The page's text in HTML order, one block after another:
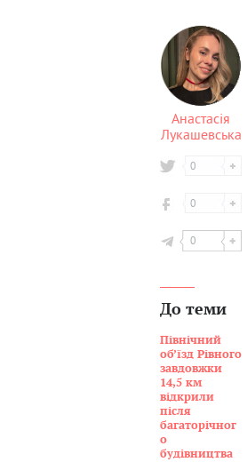
Анастасія
Лукашевська
0
0
0
До теми
Північний
об’їзд Рівного
завдовжки
14,5 км
відкрили
після
багаторічног
о
будівництва